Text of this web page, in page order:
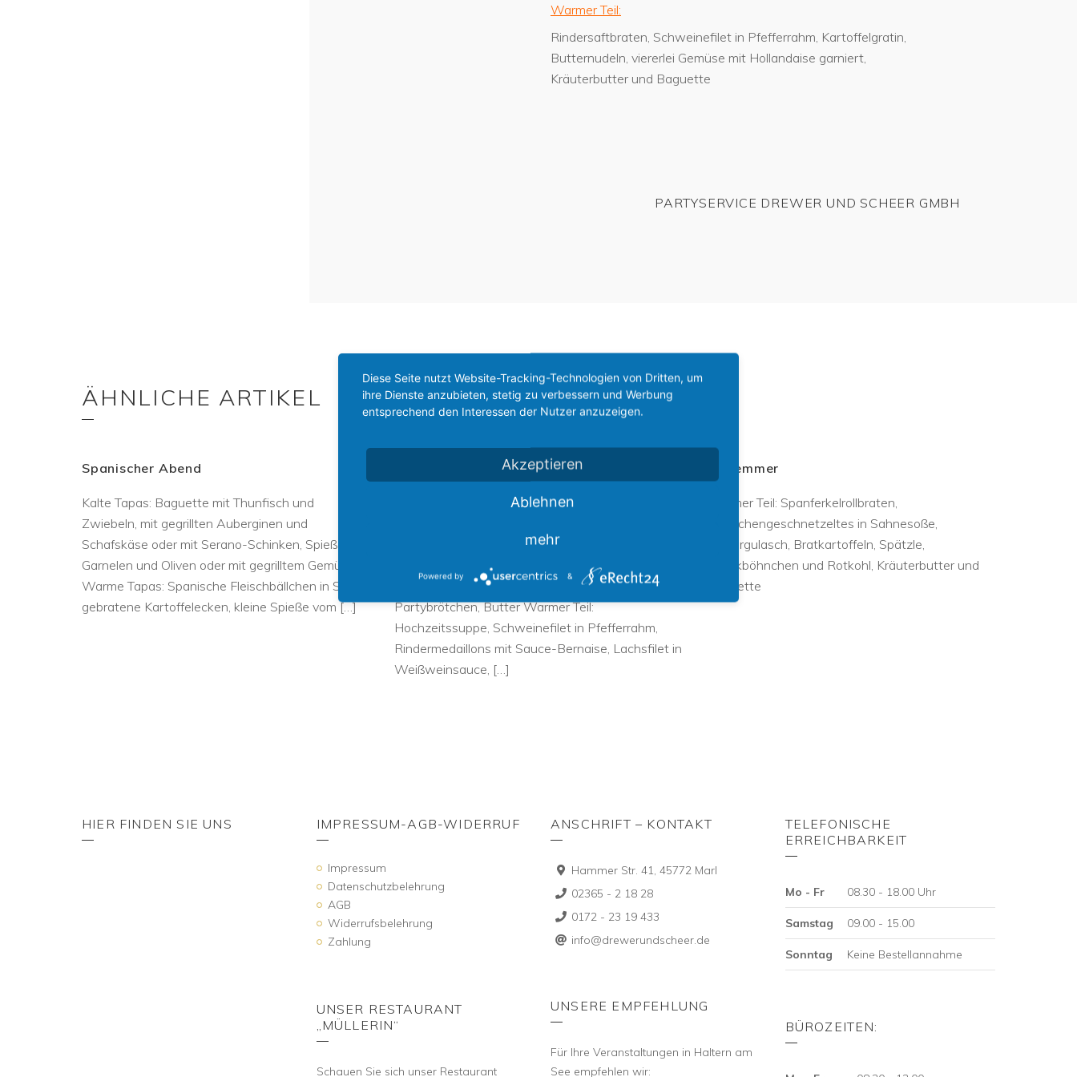
Warmer Teil:
Rindersaftbraten, Schweinefilet in Pfefferrahm, Kartoffelgratin,
Butternudeln, viererlei Gemüse mit Hollandaise garniert,
Kräuterbutter und Baguette
PARTYSERVICE DREWER UND SCHEER GMBH
ÄHNLICHE ARTIKEL
Spanischer Abend
Kalte Tapas: Baguette mit Thunfisch und
Zwiebeln, mit gegrillten Auberginen und
Schafskäse oder mit Serano-Schinken, Spieße mit
Garnelen und Oliven oder mit gegrilltem Gemüse
Warme Tapas: Spanische Fleischbällchen in Soße,
gebratene Kartoffelecken, kleine Spieße vom […]
Kalter Teil: Hähnchenschnitzel in Mandelkruste,
Mozzarella, Melone mit Parmaschinken,
Räucherfischplatte, Pastasalat mit Rucola,
Putenbrustsalat, kl. Salatbuffet, Käseauswahl,
Partybrötchen, Butter Warmer Teil:
Hochzeitssuppe, Schweinefilet in Pfefferrahm,
Rindermedaillons mit Sauce-Bernaise, Lachsfilet in
Weißweinsauce, […]
Schlemmer
Warmer Teil: Spanferkelrollbraten,
Hähnchengeschnetzeltes in Sahnesoße,
Rindergulasch, Bratkartoffeln, Spätzle,
Speckböhnchen und Rotkohl, Kräuterbutter und
Baguette
HIER FINDEN SIE UNS IMPRESSUM-AGB-WIDERRUF
Impressum
Datenschutzbelehrung
AGB
Widerrufsbelehrung
Zahlung
UNSER RESTAURANT
„MÜLLERIN“
Schauen Sie sich unser Restaurant
ANSCHRIFT – KONTAKT
Hammer Str. 41, 45772 Marl
02365 - 2 18 28
0172 - 23 19 433
info@drewerundscheer.de
UNSERE EMPFEHLUNG
Für Ihre Veranstaltungen in Haltern am
See empfehlen wir:
TELEFONISCHE
ERREICHBARKEIT
Mo - Fr 08.30 - 18.00 Uhr
Samstag 09.00 - 15.00
Sonntag Keine Bestellannahme
BÜROZEITEN:
Diese Seite nutzt Website-Tracking-Technologien von Dritten, um
ihre Dienste anzubieten, stetig zu verbessern und Werbung
entsprechend den Interessen der Nutzer anzuzeigen.
Akzeptieren
Ablehnen
mehr
Powered by &